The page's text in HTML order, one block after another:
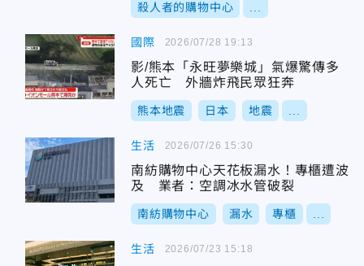
殺人者的購物中心
國際
影/熊本「永旺夢樂城」氣爆驚傳多
人死亡 外牆炸飛民眾狂奔
熊本地震 日本 地震
2026/07/28 19:13
生活
南紡購物中心天花板漏水！專櫃遭波
及 業者：空調冰水管破裂
南紡購物中心 漏水 專櫃
2026/07/26 15:30
生活 2026/07/23 15:18